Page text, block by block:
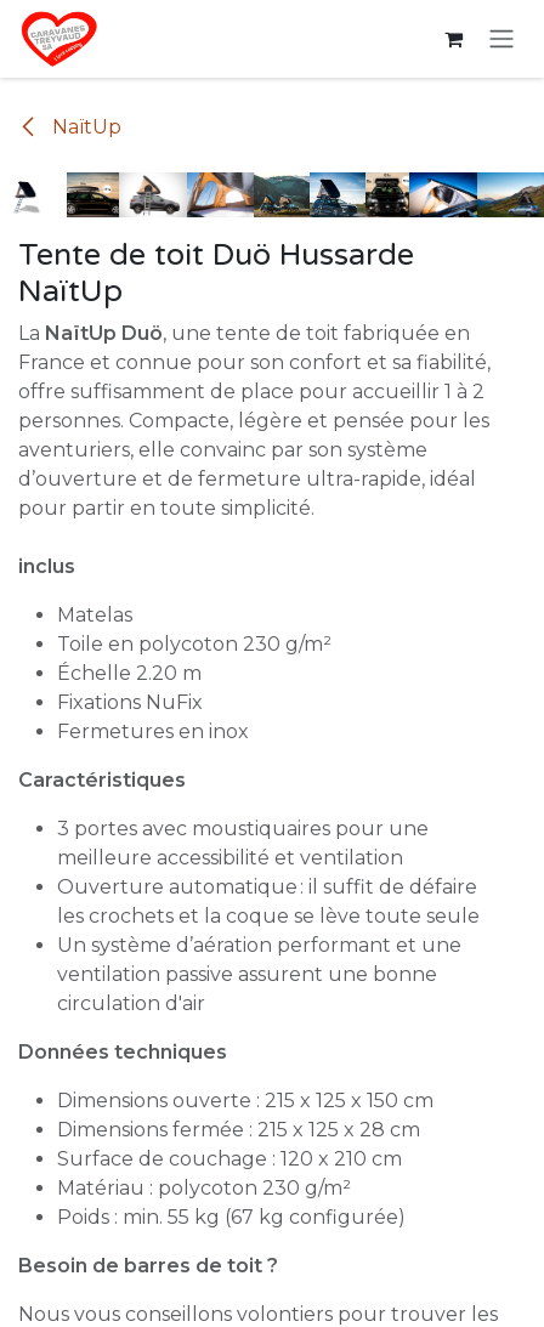
Se rendre au contenu
NaïtUp
Tente de toit Duö Hussarde
NaïtUp
La NaïtUp Duö, une tente de toit fabriquée en
France et connue pour son confort et sa fiabilité,
offre suffisamment de place pour accueillir 1 à 2
personnes. Compacte, légère et pensée pour les
aventuriers, elle convainc par son système
d’ouverture et de fermeture ultra-rapide, idéal
pour partir en toute simplicité.
inclus
Matelas
Toile en polycoton 230 g/m²
Échelle 2.20 m
Fixations NuFix
Fermetures en inox
Caractéristiques
3 portes avec moustiquaires pour une
meilleure accessibilité et ventilation
Ouverture automatique : il suffit de défaire
les crochets et la coque se lève toute seule
Un système d’aération performant et une
ventilation passive assurent une bonne
circulation d'air
Données techniques
Dimensions ouverte : 215 x 125 x 150 cm
Dimensions fermée : 215 x 125 x 28 cm
Surface de couchage : 120 x 210 cm
Matériau : polycoton 230 g/m²
Poids : min. 55 kg (67 kg configurée)
Besoin de barres de toit ?
Nous vous conseillons volontiers pour trouver les